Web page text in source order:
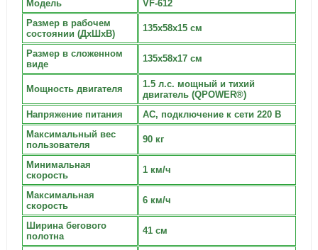
Модель
VF-612
Размер в рабочем
состоянии (ДxШxВ)
135x58x15 см
Размер в сложенном
виде
135x58x17 см
Мощность двигателя
1.5 л.с. мощный и тихий
двигатель (QPOWER®)
Напряжение питания
AC, подключение к сети 220 В
Максимальный вес
пользователя
90 кг
Минимальная
скорость
1 км/ч
Максимальная
скорость
6 км/ч
Ширина бегового
полотна
41 см